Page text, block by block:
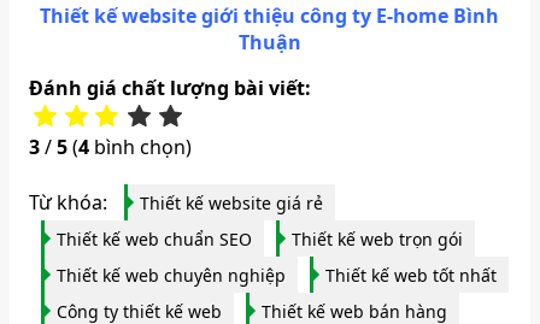
Thiết kế website giới thiệu công ty E-home Bình
Thuận
Đánh giá chất lượng bài viết:
3/5(4 bình chọn)
Từ khóa:
Thiết kế website giá rẻ
Thiết kế web chuẩn SEO
Thiết kế web trọn gói
Thiết kế web chuyên nghiệp
Thiết kế web tốt nhất
Công ty thiết kế web
Thiết kế web bán hàng